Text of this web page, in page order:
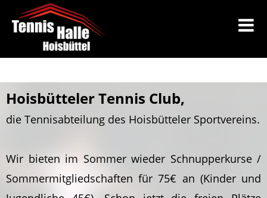
Hoisbütteler Tennis Club,
die Tennisabteilung des Hoisbütteler Sportvereins.
Wir bieten im Sommer wieder Schnupperkurse /
Sommermitgliedschaften für 75€ an (Kinder und